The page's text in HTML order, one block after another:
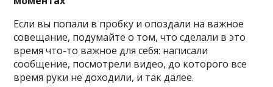
Если вы попали в пробку и опоздали на важное
совещание, подумайте о том, что сделали в это
время что-то важное для себя: написали
сообщение, посмотрели видео, до которого все
время руки не доходили, и так далее.